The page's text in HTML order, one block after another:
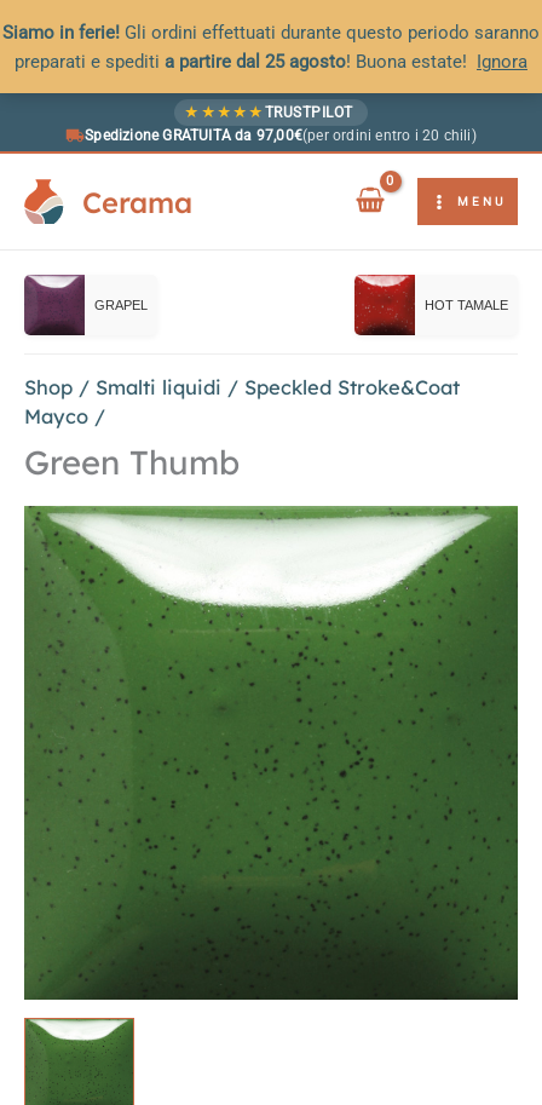
Siamo in ferie! Gli ordini effettuati durante questo periodo saranno
preparati e spediti a partire dal 25 agosto! Buona estate! Ignora
★ ★ ★ ★ ★ TRUSTPILOT
Spedizione GRATUITA da 97,00€(per ordini entro i 20 chili)
Cerama MENU
GRAPEL HOT TAMALE
Shop / Smalti liquidi / Speckled Stroke&Coat
Mayco /
Green Thumb